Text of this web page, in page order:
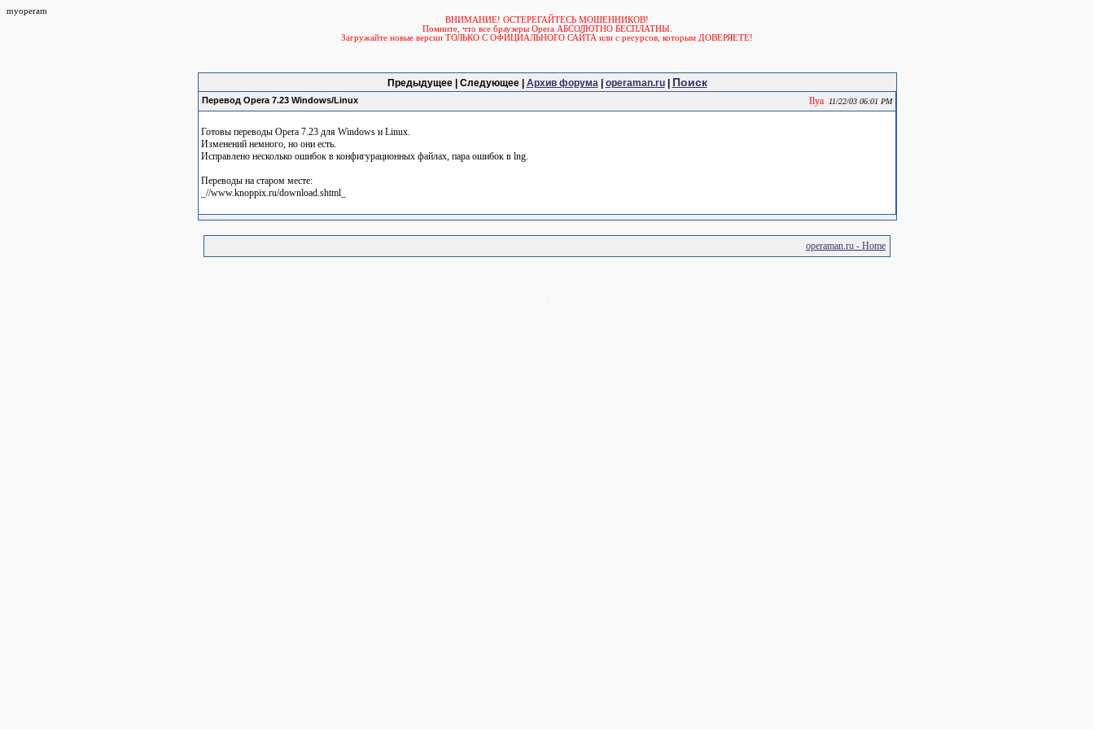
myoperam
ВНИМАНИЕ! ОСТЕРЕГАЙТЕСЬ МОШЕННИКОВ!
Помните, что все браузеры Opera АБСОЛЮТНО БЕСПЛАТНЫ.
Загружайте новые версии ТОЛЬКО С ОФИЦИАЛЬНОГО САЙТА или с ресурсов, которым ДОВЕРЯЕТЕ!
Предыдущее | Следующее | Архив форума| operaman.ru| Поиск
Перевод Opera 7.23 Windows/Linux Ilya 11/22/03 06:01 PM
Готовы переводы Opera 7.23 для Windows и Linux.
Изменений немного, но они есть.
Исправлено несколько ошибок в конфигурационных файлах, пара ошибок в lng.
Переводы на старом месте:
_//www.knoppix.ru/download.shtml_
operaman.ru - Home